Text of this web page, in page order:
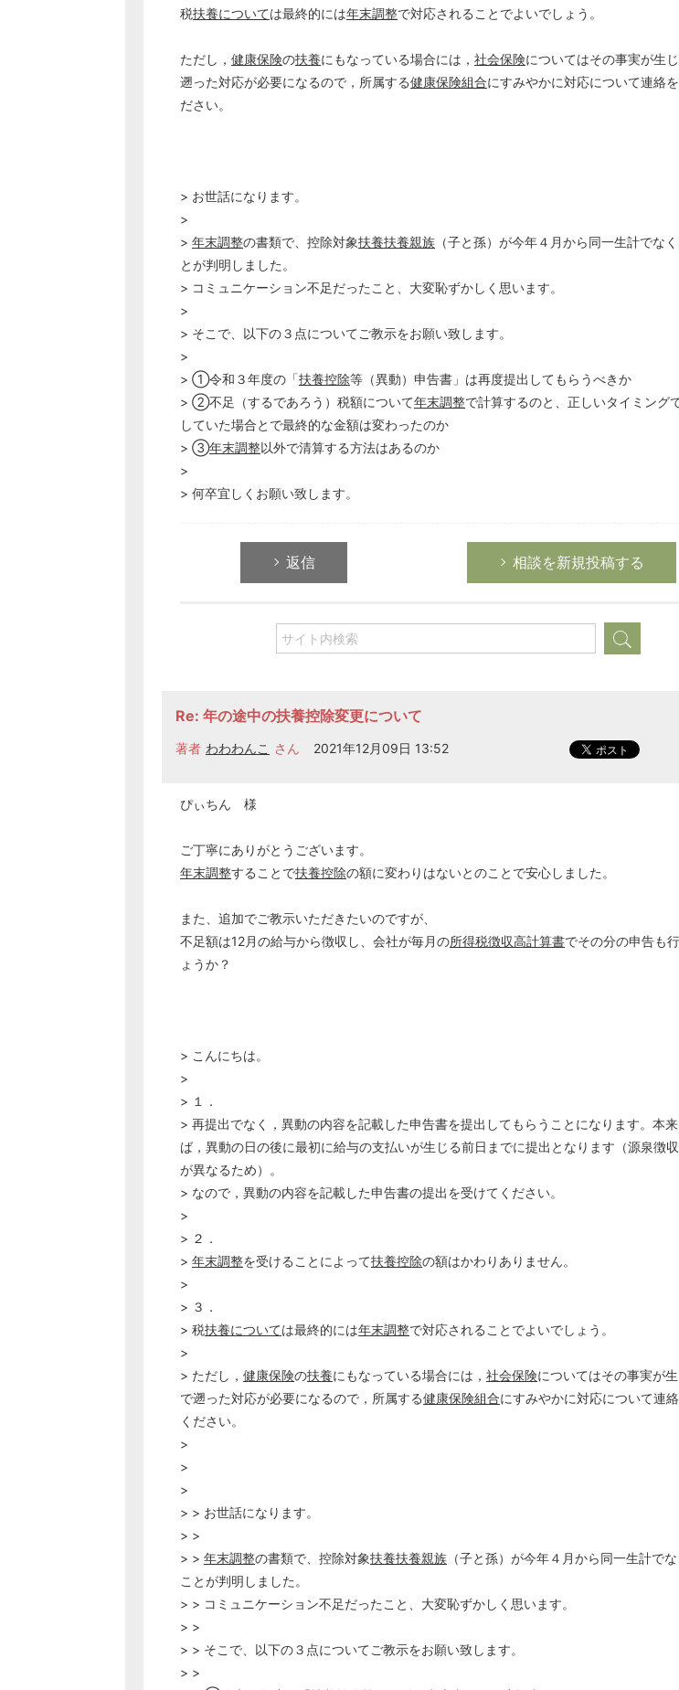
税扶養については最終的には年末調整で対応されることでよいでしょう。
ただし， 健康保険の扶養にもなっている場合には， 社会保険についてはその事実が生
遡った対応が必要になるので，所属する健康保険組合にすみやかに対応について連絡
ださい。
> お世話になります。
>
> 年末調整の書類で、控除対象扶養扶養親族 （子と孫）が今年４月から同一生計でな
とが判明しました。
> コミュニケーション不足だったこと、大変恥ずかしく思います。
>
> そこで、以下の３点についてご教示をお願い致します。
>
> ①令和３年度の「扶養控除等（異動）申告書」は再度提出してもらうべきか
> ②不足（するであろう）税額について年末調整で計算するのと、正しいタイミング
していた場合とで最終的な金額は変わったのか
> ③年末調整以外で清算する方法はあるのか
>
> 何卒宜しくお願い致します。
返信 相談を新規投稿する
Re: 年の途中の扶養控除変更について
著者 わわわんこ さん 2021年12月09日 13:52
ぴぃちん 様
ご丁寧にありがとうございます。
年末調整することで扶養控除の額に変わりはないとのことで安心しました。
また、追加でご教示いただきたいのですが、
不足額は12月の給与から徴収し、会社が毎月の所得税徴収高計算書でその分の申告も
ょうか？
> こんにちは。
>
> １．
> 再提出でなく，異動の内容を記載した申告書を提出してもらうことになります。本来
ば，異動の日の後に最初に給与の支払いが生じる前日までに提出となります（源泉徴
が異なるため）。
> なので，異動の内容を記載した申告書の提出を受けてください。
>
> ２．
> 年末調整を受けることによって扶養控除の額はかわりありません。
>
> ３．
> 税扶養については最終的には年末調整で対応されることでよいでしょう。
>
> ただし， 健康保険の扶養にもなっている場合には， 社会保険についてはその事実が
で遡った対応が必要になるので，所属する健康保険組合にすみやかに対応について連
ください。
>
>
>
> > お世話になります。
> >
> > 年末調整の書類で、控除対象扶養扶養親族 （子と孫）が今年４月から同一生計で
ことが判明しました。
> > コミュニケーション不足だったこと、大変恥ずかしく思います。
> >
> > そこで、以下の３点についてご教示をお願い致します。
> >
労務管理